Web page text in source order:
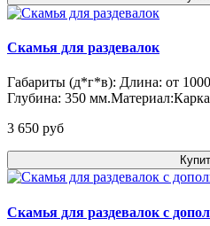
Скамья для раздевалок
Габариты (д*г*в): Длина: от
Глубина: 350
3 650 pуб
Скамья для раздевалок с